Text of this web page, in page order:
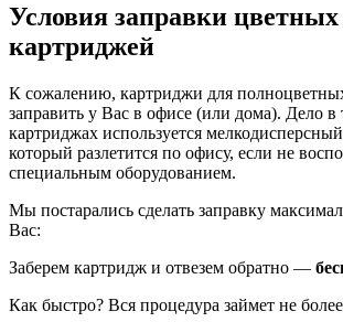
Условия заправки цветных
картриджей
К сожалению, картриджи для
заправить у Вас в офисе (или дома). Дело в
картриджах используется
который разлетится по офису, если не
специальным оборудованием.
Мы постарались сделать заправку
Вас:
Заберем картридж и отвезем обратно —
Как быстро? Вся процедура займет не